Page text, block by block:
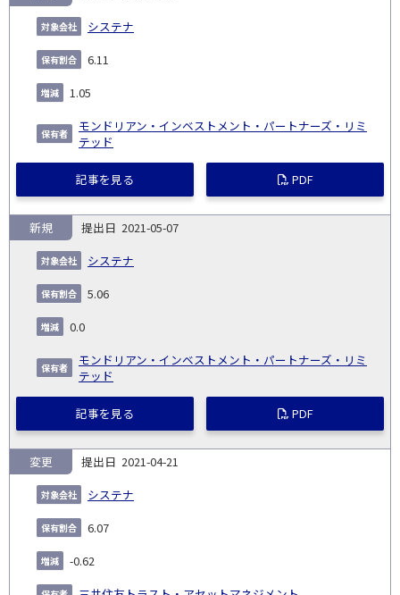
システナ
6.11
1.05
モンドリアン・インベストメント・パートナーズ・リミ
テッド
記事を見る PDF
2021-05-07
システナ
新規
5.06
0.0
モンドリアン・インベストメント・パートナーズ・リミ
テッド
記事を見る PDF
2021-04-21
システナ
変更
6.07
-0.62